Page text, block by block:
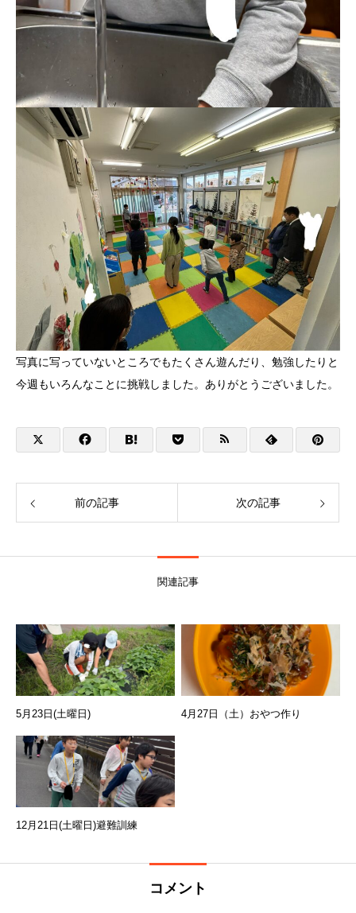
写真に写っていないところでもたくさん遊んだり、勉強したりと
今週もいろんなことに挑戦しました。ありがとうございました。
前の記事 次の記事
関連記事
5月23日(土曜日) 4月27日（土）おやつ作り
12月21日(土曜日)避難訓練
コメント